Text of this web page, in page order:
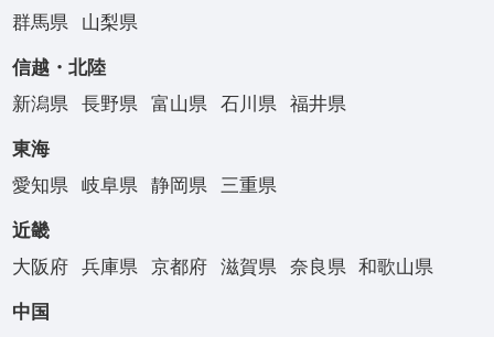
群馬県
山梨県
信越・北陸
新潟県
長野県 富山県 石川県 福井県
東海
愛知県
岐阜県 静岡県 三重県
近畿
大阪府
兵庫県 京都府 滋賀県 奈良県 和歌山県
中国